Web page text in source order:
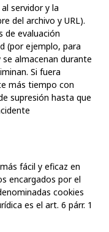
servidor y la
del archivo y URL).
de evaluación
(por ejemplo, para
almacenan durante
Si fuera
más tiempo con
supresión hasta que
fácil y eficaz en
encargados por el
cookies
es el art. 6 párr. 1